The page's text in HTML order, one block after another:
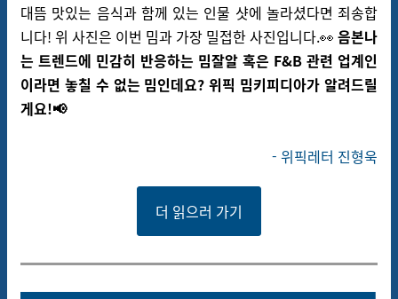
대뜸 맛있는 음식과 함께 있는 인물 샷에 놀라셨다면 죄송합
니다! 위 사진은 이번 밈과 가장 밀접한 사진입니다.👀 음본나
는 트렌드에 민감히 반응하는 밈잘알 혹은 F&B 관련 업계인
이라면 놓칠 수 없는 밈인데요? 위픽 밈키피디아가 알려드릴
게요!📢
- 위픽레터 진형욱
더 읽으러 가기